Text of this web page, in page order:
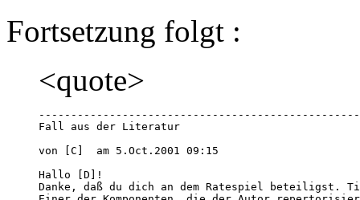
Fortsetzung folgt :
<quote>
Fall aus der Literatur
von [C]  am 5.Oct.2001 09:15
Hallo [D]!
Danke, daß du dich an dem Ratespiel beteiligst.